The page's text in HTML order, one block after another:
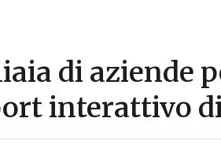
di aziende
interattivo